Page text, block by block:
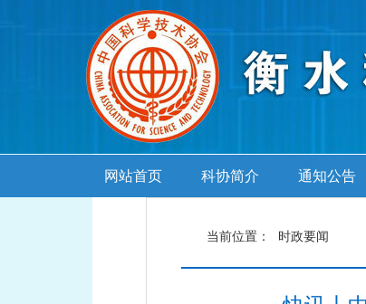
网站首页 科协简介 通知公告
当前位置： 时政要闻